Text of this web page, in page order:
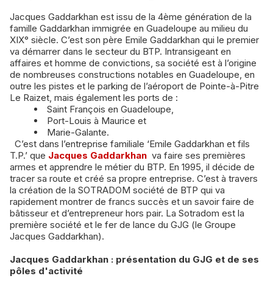
Jacques Gaddarkhan est issu de la 4ème génération de la
famille Gaddarkhan immigrée en Guadeloupe au milieu du
XIX° siècle. C’est son père Emile Gaddarkhan qui le premier
va démarrer dans le secteur du BTP. Intransigeant en
affaires et homme de convictions, sa société est à l’origine
de nombreuses constructions notables en Guadeloupe, en
outre les pistes et le parking de l’aéroport de Pointe-à-Pitre
Le Raizet, mais également les ports de :
Saint François en Guadeloupe,
Port-Louis à Maurice et
Marie-Galante.
C’est dans l’entreprise familiale ‘Emile Gaddarkhan et fils
T.P.’ que Jacques Gaddarkhan va faire ses premières
armes et apprendre le métier du BTP. En 1995, il décide de
tracer sa route et créé sa propre entreprise. C’est à travers
la création de la SOTRADOM société de BTP qui va
rapidement montrer de francs succès et un savoir faire de
bâtisseur et d’entrepreneur hors pair. La Sotradom est la
première société et le fer de lance du GJG (le Groupe
Jacques Gaddarkhan).
Jacques Gaddarkhan : présentation du GJG et de ses
pôles d'activité